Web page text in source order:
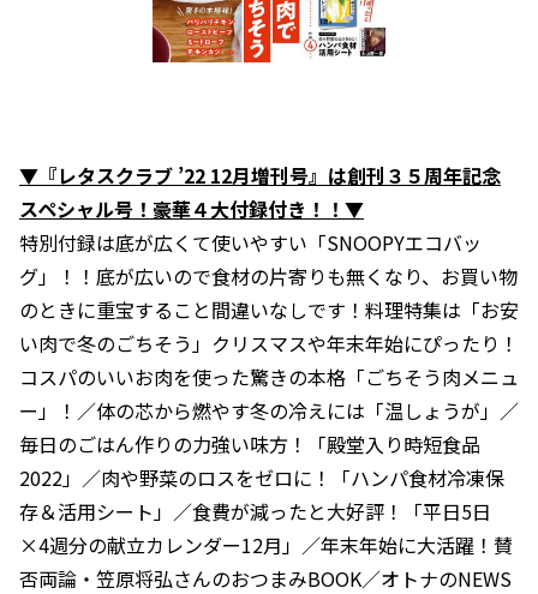
▼『レタスクラブ ’22 12月増刊号』は創刊３５周年記念
スペシャル号！豪華４大付録付き！！▼
特別付録は底が広くて使いやすい「SNOOPYエコバッ
グ」！！底が広いので食材の片寄りも無くなり、お買い物
のときに重宝すること間違いなしです！料理特集は「お安
い肉で冬のごちそう」クリスマスや年末年始にぴったり！
コスパのいいお肉を使った驚きの本格「ごちそう肉メニュ
ー」！／体の芯から燃やす冬の冷えには「温しょうが」／
毎日のごはん作りの力強い味方！「殿堂入り時短食品
2022」／肉や野菜のロスをゼロに！「ハンパ食材冷凍保
存＆活用シート」／食費が減ったと大好評！「平日5日
×4週分の献立カレンダー12月」／年末年始に大活躍！賛
否両論・笠原将弘さんのおつまみBOOK／オトナのNEWS